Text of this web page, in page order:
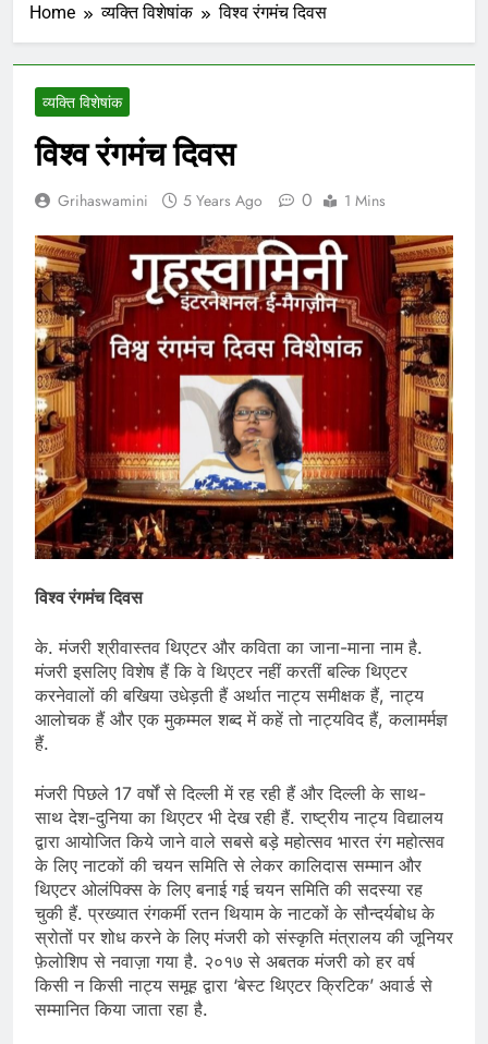
Home व्यक्ति विशेषांक विश्व रंगमंच दिवस
व्यक्ति विशेषांक
विश्व रंगमंच दिवस
Grihaswamini 5 Years Ago 0 1 Mins
विश्व रंगमंच दिवस
के. मंजरी श्रीवास्तव थिएटर और कविता का जाना-माना नाम है.
मंजरी इसलिए विशेष हैं कि वे थिएटर नहीं करतीं बल्कि थिएटर
करनेवालों की बखिया उधेड़ती हैं अर्थात नाट्य समीक्षक हैं, नाट्य
आलोचक हैं और एक मुकम्मल शब्द में कहें तो नाट्यविद हैं, कलामर्मज्ञ
हैं.
मंजरी पिछले 17 वर्षों से दिल्ली में रह रही हैं और दिल्ली के साथ-
साथ देश-दुनिया का थिएटर भी देख रही हैं. राष्ट्रीय नाट्य विद्यालय
द्वारा आयोजित किये जाने वाले सबसे बड़े महोत्सव भारत रंग महोत्सव
के लिए नाटकों की चयन समिति से लेकर कालिदास सम्मान और
थिएटर ओलंपिक्स के लिए बनाई गई चयन समिति की सदस्या रह
चुकी हैं. प्रख्यात रंगकर्मी रतन थियाम के नाटकों के सौन्दर्यबोध के
स्रोतों पर शोध करने के लिए मंजरी को संस्कृति मंत्रालय की जूनियर
फ़ेलोशिप से नवाज़ा गया है. २०१७ से अबतक मंजरी को हर वर्ष
किसी न किसी नाट्य समूह द्वारा ‘बेस्ट थिएटर क्रिटिक’ अवार्ड से
सम्मानित किया जाता रहा है.